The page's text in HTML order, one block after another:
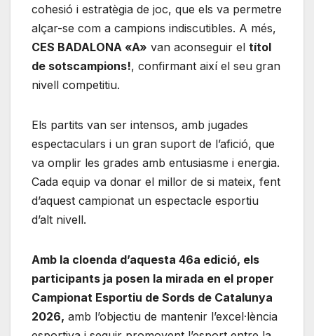
cohesió i estratègia de joc, que els va permetre
alçar-se com a campions indiscutibles. A més,
CES BADALONA «A» van aconseguir el títol
de sotscampions!, confirmant així el seu gran
nivell competitiu.
Els partits van ser intensos, amb jugades
espectaculars i un gran suport de l’afició, que
va omplir les grades amb entusiasme i energia.
Cada equip va donar el millor de si mateix, fent
d’aquest campionat un espectacle esportiu
d’alt nivell.
Amb la cloenda d’aquesta 46a edició, els
participants ja posen la mirada en el proper
Campionat Esportiu de Sords de Catalunya
2026, amb l’objectiu de mantenir l’excel·lència